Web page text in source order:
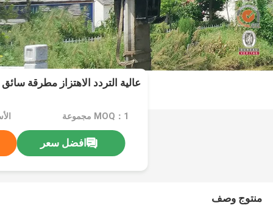
عالية التردد الاهتزاز مطرقة
MOQ：1 مجموعة
افضل سعر
منتوج وصف